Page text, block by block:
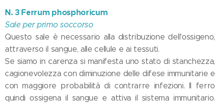
N. 3 Ferrum phosphoricum
Sale per primo soccorso
Questo sale è necessario alla distribuzione dell'ossigeno,
attraverso il sangue, alle cellule e ai tessuti.
Se siamo in carenza si manifesta uno stato di stanchezza,
cagionevolezza con diminuzione delle difese immunitarie e
con maggiore probabilità di contrarre infezioni. Il ferro
quindi ossigena il sangue e attiva il sistema immunitario.